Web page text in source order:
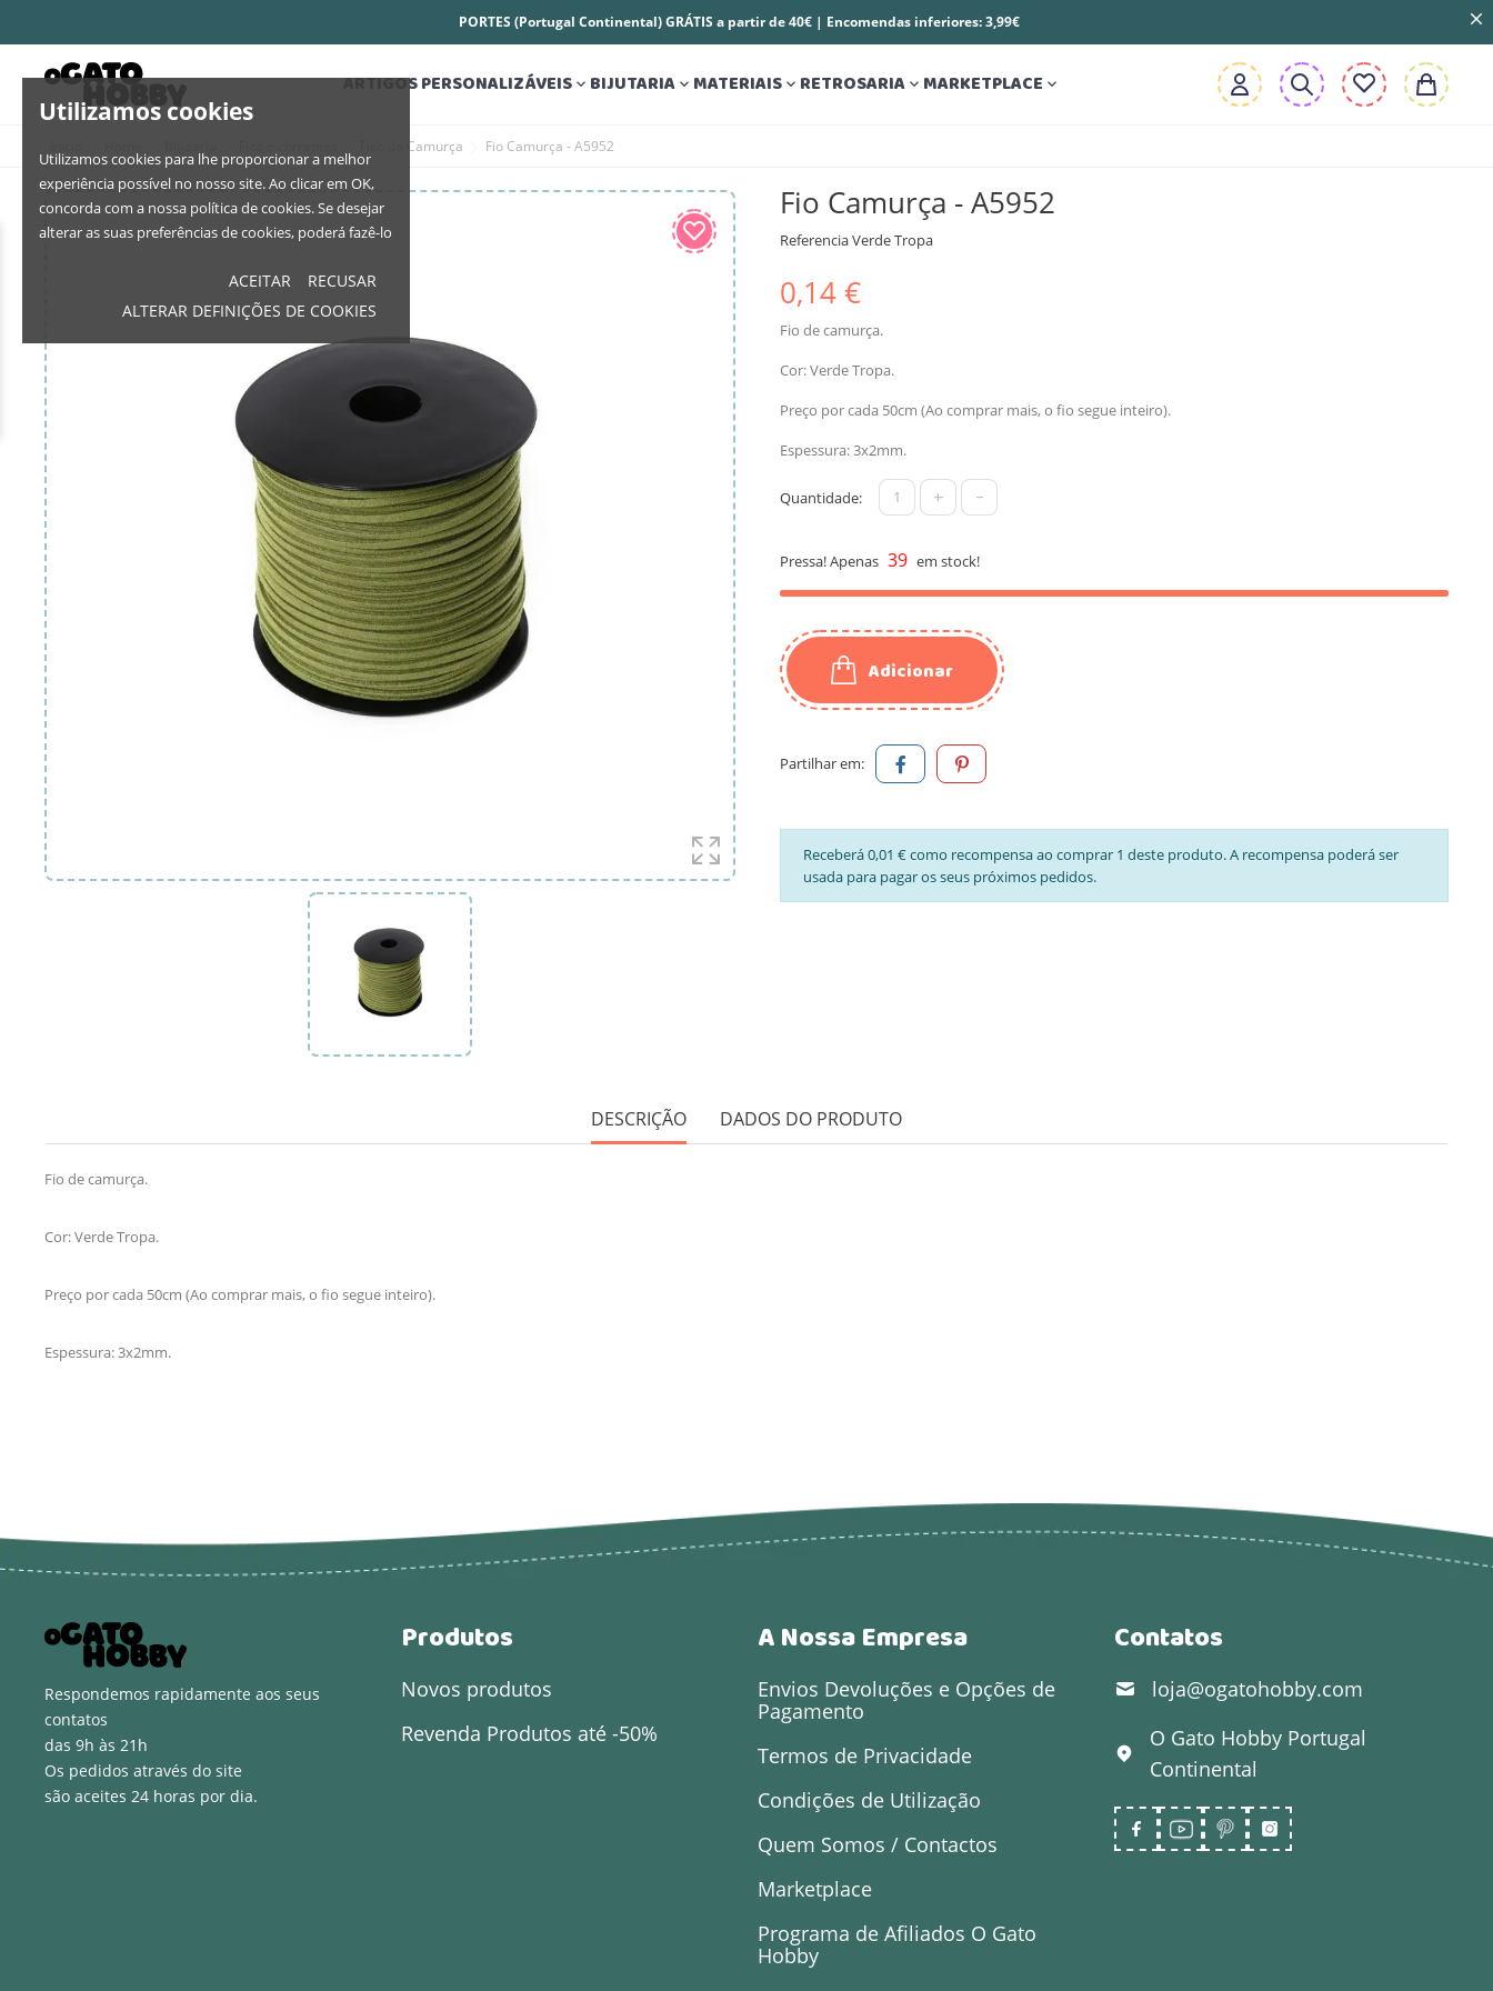
Utilizamos cookies
Utilizamos cookies para lhe proporcionar a melhor
experiência possível no nosso site. Ao clicar em OK,
concorda com a nossa política de cookies. Se desejar
alterar as suas preferências de cookies, poderá fazê-lo
ACEITAR
RECUSAR
ALTERAR DEFINIÇÕES DE COOKIES
PORTES (Portugal Continental) GRÁTIS a partir de 40€ | Encomendas inferiores: 3,99€
ARTIGOS PERSONALIZÁVEIS BIJUTARIA MATERIAIS RETROSARIA MARKETPLACE 
Fios de Camurça Fio Camurça - A5952
Fio Camurça - A5952
ReferenciaVerde Tropa
0,14 €
Fio de camurça.
Cor: Verde Tropa.
Preço por cada 50cm (Ao comprar mais, o fio segue inteiro).
Espessura: 3x2mm.
Quantidade: + -
Pressa! Apenas 39 em stock!
Adicionar
Partilhar em:
Receberá 0,01 € como recompensa ao comprar 1 deste produto. A recompensa poderá ser
usada para pagar os seus próximos pedidos.
DESCRIÇÃO DADOS DO PRODUTO
Fio de camurça.
Cor: Verde Tropa.
Preço por cada 50cm (Ao comprar mais, o fio segue inteiro).
Espessura: 3x2mm.
Respondemos rapidamente aos seus
contatos
das 9h às 21h
Os pedidos através do site
são aceites 24 horas por dia.
Produtos
Novos produtos
Revenda Produtos até -50%
A Nossa Empresa
Envios Devoluções e Opções de
Pagamento
Termos de Privacidade
Condições de Utilização
Quem Somos / Contactos
Marketplace
Programa de Afiliados O Gato
Hobby
Contatos
loja@ogatohobby.com
O Gato Hobby Portugal
Continental